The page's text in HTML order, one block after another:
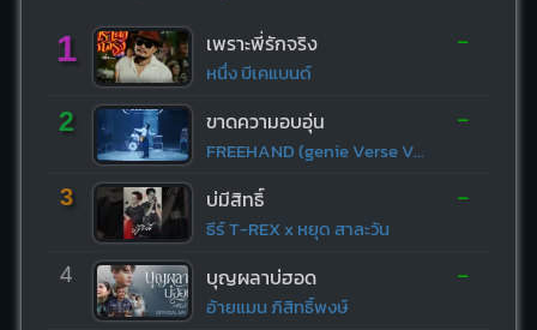
1 เพราะพี่รักจริง
หนึ่ง บีเคแบนด์
-
2 ขาดความอบอุ่น
FREEHAND (genie Verse Vol.1)
-
3 บ่มีสิทธิ์
ธีร์ T-REX x หยุด สาละวัน
-
4 บุญผลาบ่ฮอด
อ้ายแมน ภิสิทธิ์พงษ์
-